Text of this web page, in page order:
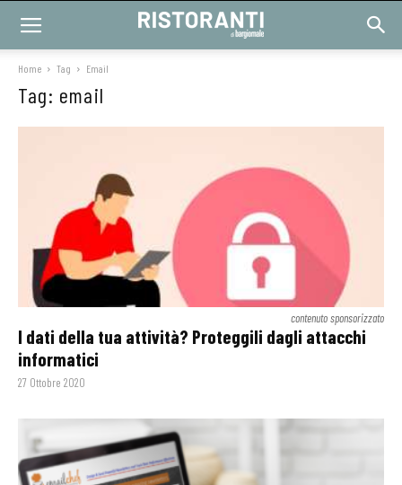
Home Tag Email
Tag: email
contenuto sponsorizzato
I dati della tua attività? Proteggili dagli attacchi
informatici
27 Ottobre 2020